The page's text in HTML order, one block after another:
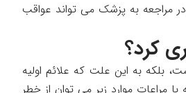
مراجعه به پزشک می تواند عواقب
کرد؟
بلکه به این علت که علائم اولیه
موارد زیر می توان از خطر